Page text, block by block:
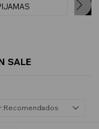
SALE
Recomendados